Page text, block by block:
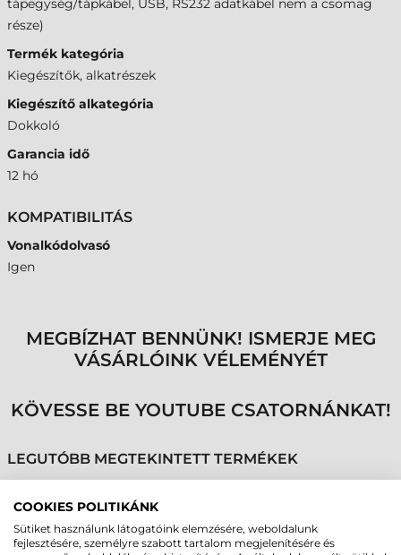
tápegység/tápkábel, USB, RS232 adatkábel nem a csomag
része)
Termék kategória
Kiegészítők, alkatrészek
Kiegészítő alkategória
Dokkoló
Garancia idő
12 hó
KOMPATIBILITÁS
Vonalkódolvasó
Igen
MEGBÍZHAT BENNÜNK! ISMERJE MEG
VÁSÁRLÓINK VÉLEMÉNYÉT
KÖVESSE BE YOUTUBE CSATORNÁNKAT!
LEGUTÓBB MEGTEKINTETT TERMÉKEK
KOMMUNIKÁCIÓS
COOKIES POLITIKÁNK
Sütiket használunk látogatóink elemzésére, weboldalunk
fejlesztésére, személyre szabott tartalom megjelenítésére és